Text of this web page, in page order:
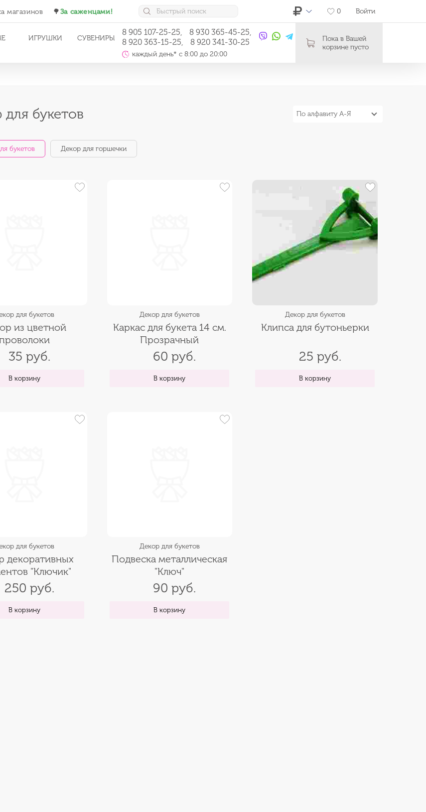
магазинов 🌳За саженцами! 0 Войти
ИГРУШКИ СУВЕНИРЫ
8 905 107-25-25,
8 930 365-45-25,
8 920 363-15-25,
8 920 341-30-25
каждый день* с 8:00 до 20:00
Пока в Вашей
корзине пусто
букетов По алфавиту А-Я
букетов Декор для горшечки
для букетов
из цветной
35 руб.
В корзину
Декор для букетов
Каркас для букета 14 см.
Прозрачный
60 руб.
В корзину
Декор для букетов
Клипса для бутоньерки
25 руб.
В корзину
для букетов
декоративных
"Ключик"
250 руб.
В корзину
Декор для букетов
Подвеска металлическая
"Ключ"
90 руб.
В корзину